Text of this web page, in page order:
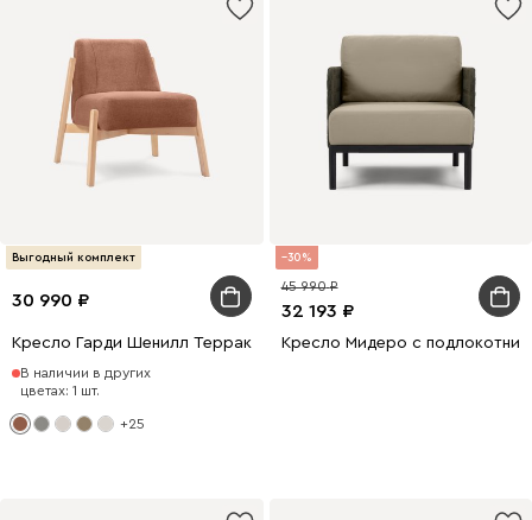
Выгодный комплект
30 990
Кресло Гарди Шенилл Терракотвый
В наличии в других
цветах: 1 шт.
+25
30
32 193
45 990
Кресло Мидеро с